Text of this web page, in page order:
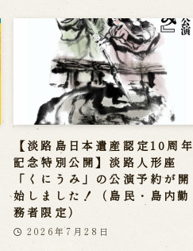
【淡路島日本遺産認定10周年
記念特別公開】淡路人形座
「くにうみ」の公演予約が開
始しました！（島民・島内勤
務者限定）
2026年7月28日